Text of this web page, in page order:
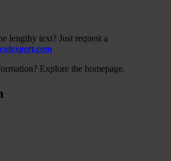
lengthy text? Just request a
Explore the homepage.